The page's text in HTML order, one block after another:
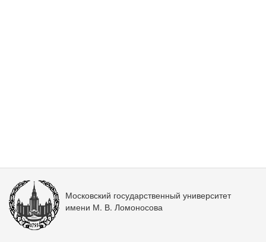
Московский государственный университет
имени М. В. Ломоносова